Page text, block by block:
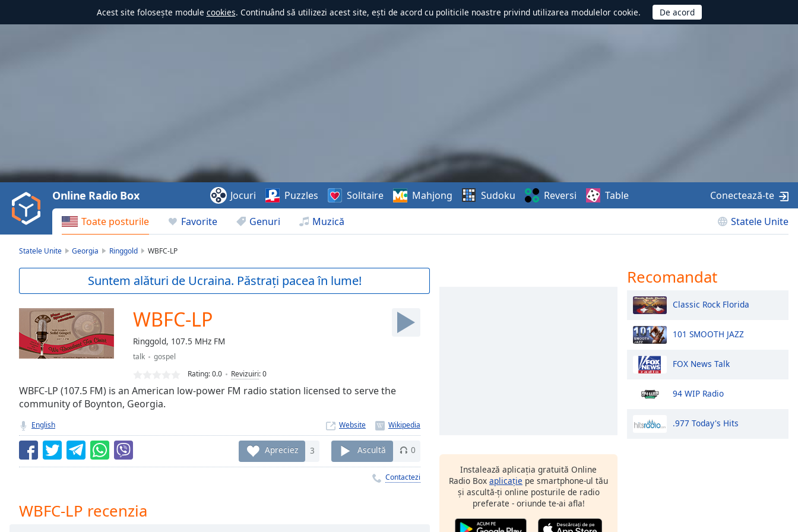
Acest site folosește module cookies. Continuând să utilizezi acest site, ești de acord cu politicile noastre privind utilizarea modulelor cookie.
Play
Video
Play
Backward
Skip
Current
Duration-:-
:
0.00%
Stream
Seek to
currently
LIVE
Remaining
Rate
Toate posturile Favorite Genuri Muzică Statele Unite
Online Radio Box Jocuri Puzzles Solitaire Mahjong Sudoku Reversi Table Conectează-te
Statele Unite Georgia Ringgold WBFC-LP
Suntem alături de Ucraina. Păstrați pacea în lume!
WBFC-LP
Ringgold, 107.5 MHz FM
talk
gospel
Rating:0.0 Revizuiri:0
WBFC-LP (107.5 FM) is an American low-power FM radio station licensed to serve the
community of Boynton, Georgia.
English Website
Apreciez 3 Ascultă 0
Contactezi
WBFC-LP recenzia
Instalează aplicația gratuită Online
Radio Box aplicație pe smartphone-ul tău
și ascultă-ți online posturile de radio
preferate - oriunde te-ai afla!
Recomandat
Classic Rock Florida
101 SMOOTH JAZZ
FOX News Talk
94 WIP Radio
.977 Today's Hits